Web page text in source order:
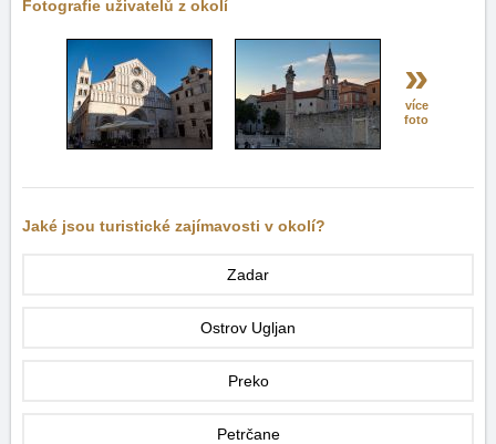
Fotografie uživatelů z okolí
»
více
foto
Jaké jsou turistické zajímavosti v okolí?
Zadar
Ostrov Ugljan
Preko
Petrčane